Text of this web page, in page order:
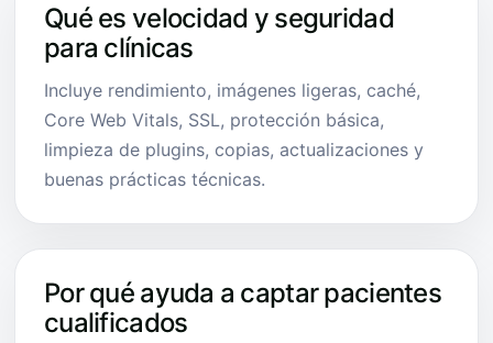
Qué es velocidad y seguridad
para clínicas
Incluye rendimiento, imágenes ligeras, caché,
Core Web Vitals, SSL, protección básica,
limpieza de plugins, copias, actualizaciones y
buenas prácticas técnicas.
Por qué ayuda a captar pacientes
cualificados